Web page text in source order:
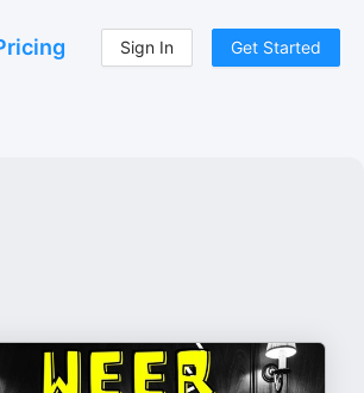
Sign In Get Started